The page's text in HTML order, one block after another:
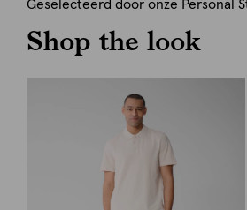
Geselecteerd door onze Personal
Shop the look